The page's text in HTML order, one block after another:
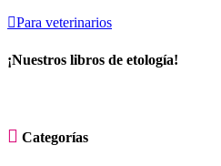
Para veterinarios
¡Nuestros libros de etología!
 Categorías